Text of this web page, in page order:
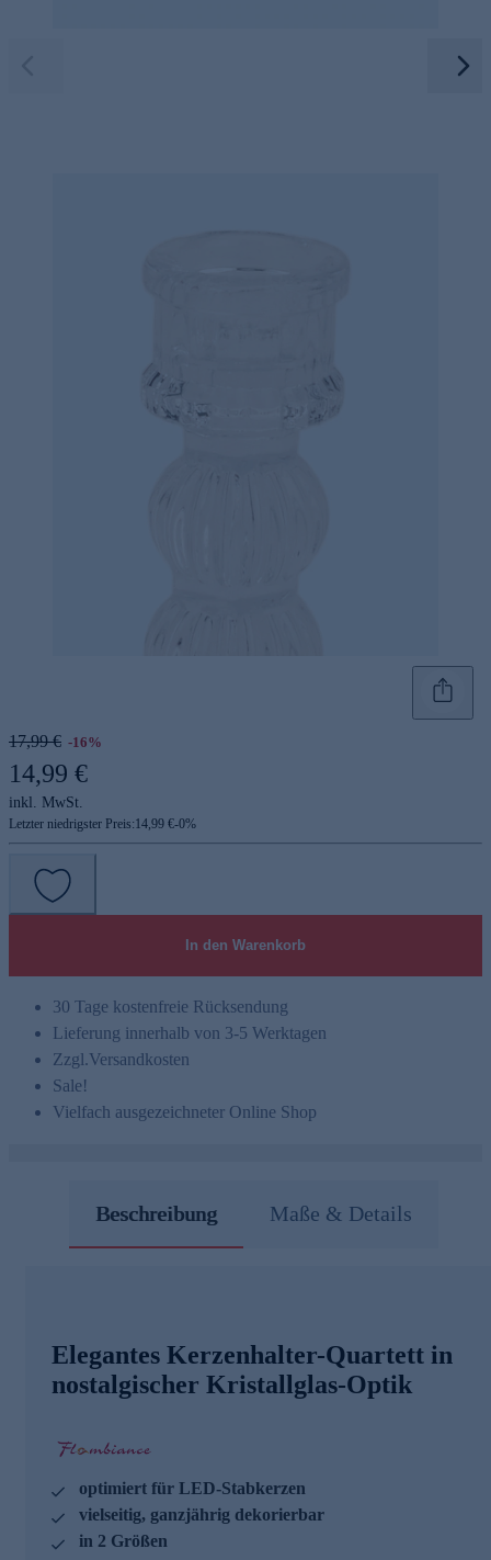
17,99 € -16%
14,99 €
inkl. MwSt.
Letzter niedrigster Preis:14,99 €-0%
In den Warenkorb
30 Tage kostenfreie Rücksendung
Lieferung innerhalb von 3-5 Werktagen
Zzgl.Versandkosten
Sale!
Vielfach ausgezeichneter Online Shop
Beschreibung Maße & Details
Elegantes Kerzenhalter-Quartett in
nostalgischer Kristallglas-Optik
optimiert für LED-Stabkerzen
vielseitig, ganzjährig dekorierbar
in 2 Größen